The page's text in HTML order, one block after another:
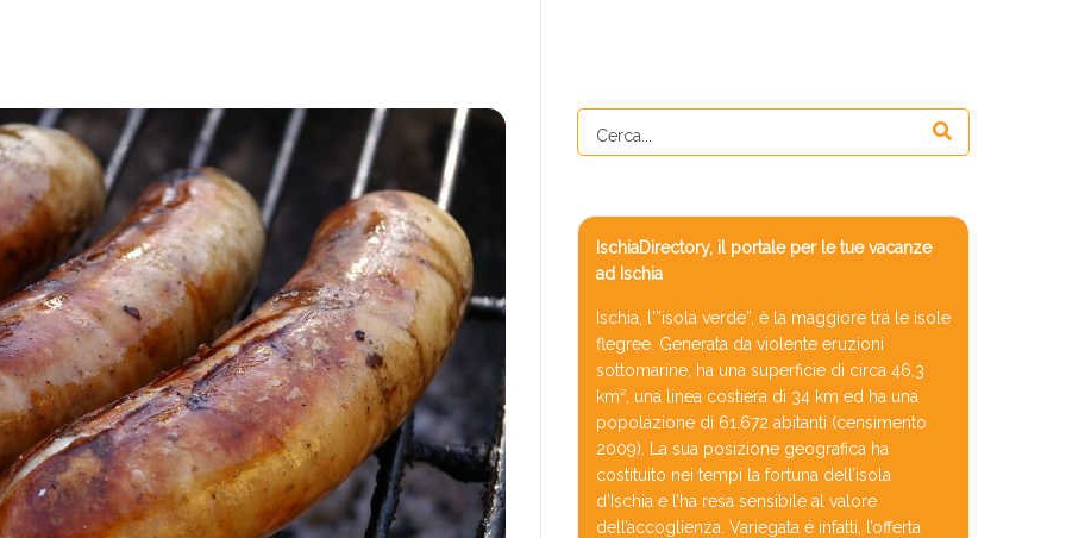
IschiaDirectory, il portale per le tue vacanze
ad Ischia
Ischia, l'”isola verde”, è la maggiore tra le isole
flegree. Generata da violente eruzioni
sottomarine, ha una superficie di circa 46,3
km², una linea costiera di 34 km ed ha una
popolazione di 61.672 abitanti (censimento
2009). La sua posizione geografica ha
costituito nei tempi la fortuna dell’isola
d’Ischia e l’ha resa sensibile al valore
dell’accoglienza. Variegata é infatti, l’offerta